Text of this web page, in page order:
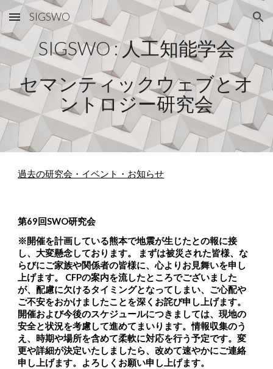
Skip to main content Skip to navigation
SIGSWO
SIGSWO : 人工知能学会
セマンティックウェブとオ
ントロジー研究会
過去の研究会・イベント・お知らせ
第69 回SWO研究会
※開催を計画している熊本で地震が生じたとの報に接
し、大変懸念しております。 まずは被災された皆様、な
らびにご家族や関係者の皆様に、心よりお見舞いを申し
上げます。 CFPの案内を流したところでございました
が、配慮に欠けるタイミングとなってしまい、ご心配や
ご不安をおかけましたことを深くお詫び申し上げます。
開催および今後のスケジュールにつきましては、現地の
安全と状況を考慮して進めてまいります。情報収集のう
え 、 時期や場所を含めて柔軟に対応を行う予定です。変
更や詳細が決定いたしましたら、改めて速やかにご連絡
申し上げます。よろしくお願い申し上げます。